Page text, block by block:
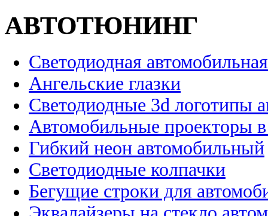
АВТОТЮНИНГ
Светодиодная
Ангельские глазки
Светодиодные 3d логотипы
Автомобильные проекторы
Гибкий неон автомобильный
Светодиодные колпачки
Бегущие строки для